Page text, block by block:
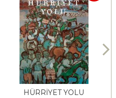
HÜRRİYET YOLU